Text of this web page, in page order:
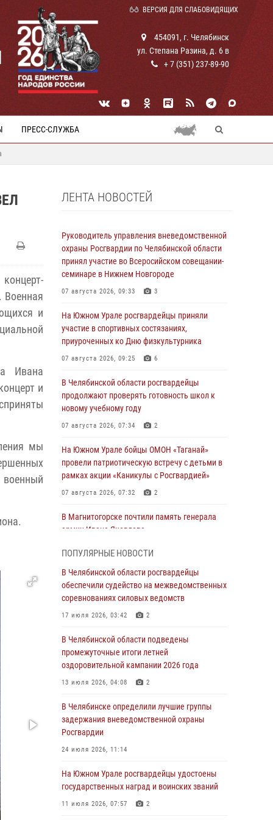
ВЕРСИЯ ДЛЯ СЛАБОВИДЯЩИХ
454091, г. Челябинск
ул. Степана Разина, д. 6 в
+ 7 (351) 237-89-90
ПРЕСС-СЛУЖБА
Военная
и
Ивана
и
мы
ЛЕНТА НОВОСТЕЙ
Руководитель управления вневедомственной
охраны Росгвардии по Челябинской области
принял участие во Всеросийском совещании-
семинаре в Нижнем Новгороде
07 августа 2026, 09:33 3
На Южном Урале росгвардейцы приняли
участие в спортивных состязаниях,
приуроченных ко Дню физкультурника
07 августа 2026, 09:25 6
В Челябинской области росгвардейцы
продолжают проверять готовность школ к
новому учебному году
07 августа 2026, 07:34 2
На Южном Урале бойцы ОМОН «Таганай»
провели патриотическую встречу с детьми в
рамках акции «Каникулы с Росгвардией»
07 августа 2026, 07:32 2
В Магнитогорске почтили память генерала
армии Ивана Яковлева
В Магнитогорске сотрудники Росгвардии
задержали рецидивиста за хищение алкоголя
из супермаркета
05 августа 2026, 06:06
На Южном Урале спецназ Росгвардии провел
военно-полевые сборы для кадетов
04 августа 2026, 10:03 1
воров в Челябинске
04 августа 2026, 10:00
На Южном Урале сотрудники Росгвардии
убийства
03 августа 2026, 11:41
ПОПУЛЯРНЫЕ НОВОСТИ
В Челябинской области росгвардейцы
обеспечили судейство на межведомственных
соревнованиях силовых ведомств
17 июля 2026, 03:42 2
В Челябинской области подведены
промежуточные итоги летней
оздоровительной кампании 2026 года
13 июля 2026, 04:08 2
В Челябинске определили лучшие группы
задержания вневедомственной охраны
Росгвардии
24 июля 2026, 11:14
На Южном Урале росгвардейцы удостоены
государственных наград и воинских званий
11 июля 2026, 07:57 2